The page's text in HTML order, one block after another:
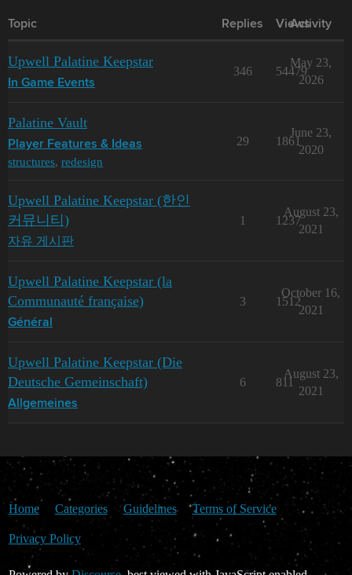
Topic Replies Views
Activity
Upwell Palatine Keepstar
In Game Events
346 54479
May 23,
2026
Palatine Vault
Player Features & Ideas
structures, redesign
29 1861
June 23,
2020
Upwell Palatine Keepstar (한인
커뮤니티)
자유 게시판
1 1237
August 23,
2021
Upwell Palatine Keepstar (la
Communauté française)
Général
3 1512
October 16,
2021
Upwell Palatine Keepstar (Die
Deutsche Gemeinschaft)
Allgemeines
6 811
August 23,
2021
Home Categories Guidelines Terms of Service
Privacy Policy